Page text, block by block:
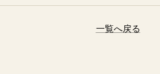
一覧へ戻る